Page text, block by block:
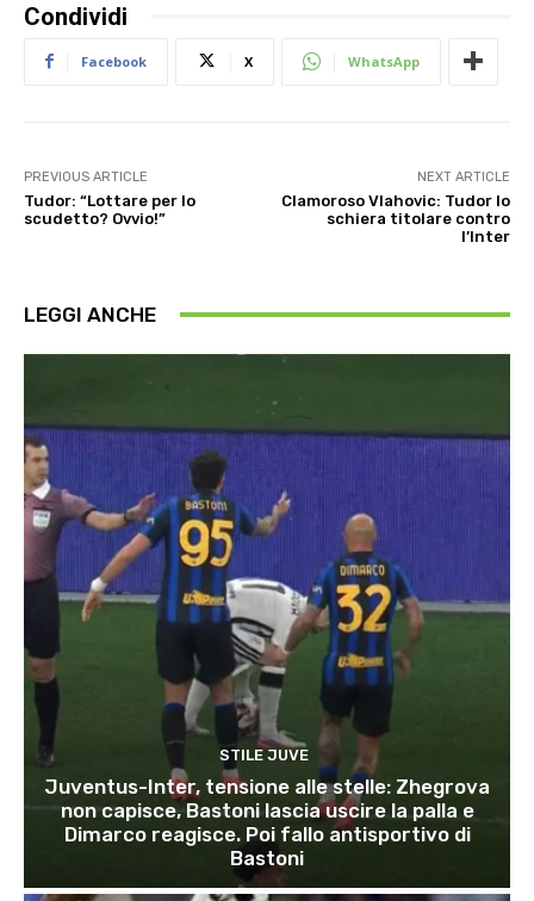
Condividi
Facebook X WhatsApp
PREVIOUS ARTICLE
Tudor: “Lottare per lo
scudetto? Ovvio!”
NEXT ARTICLE
Clamoroso Vlahovic: Tudor lo
schiera titolare contro
l’Inter
LEGGI ANCHE
STILE JUVE
Juventus-Inter, tensione alle stelle: Zhegrova
non capisce, Bastoni lascia uscire la palla e
Dimarco reagisce. Poi fallo antisportivo di
Bastoni